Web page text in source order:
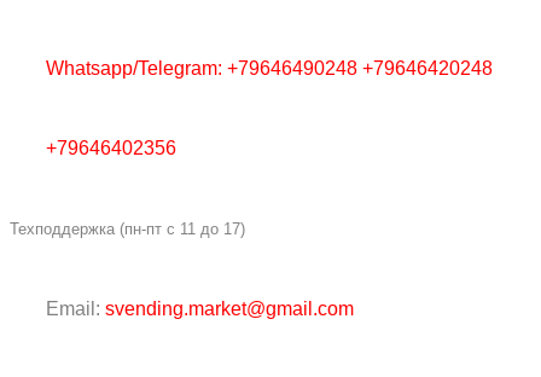
Whatsapp/Telegram: +79646490248 +79646420248
+79646402356
Техподдержка (пн-пт с 11 до 17)
Email: svending.market@gmail.com